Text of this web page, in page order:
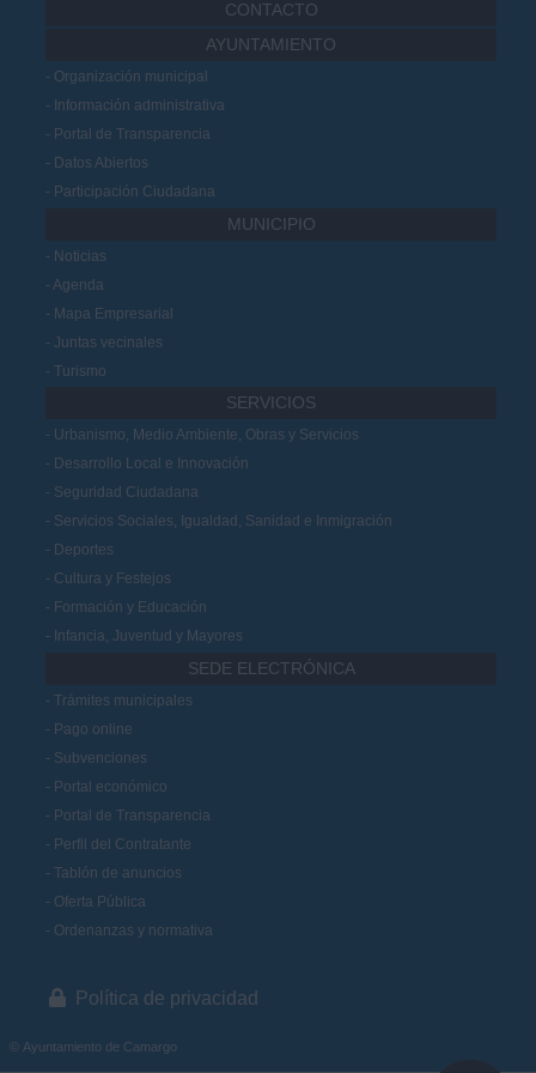
CONTACTO
AYUNTAMIENTO
Organización municipal
Información administrativa
Portal de Transparencia
Datos Abiertos
Participación Ciudadana
MUNICIPIO
Noticias
Agenda
Mapa Empresarial
Juntas vecinales
Turismo
SERVICIOS
Urbanismo, Medio Ambiente, Obras y Servicios
Desarrollo Local e Innovación
Seguridad Ciudadana
Servicios Sociales, Igualdad, Sanidad e Inmigración
Deportes
Cultura y Festejos
Formación y Educación
Infancia, Juventud y Mayores
SEDE ELECTRÓNICA
Trámites municipales
Pago online
Subvenciones
Portal económico
Portal de Transparencia
Perfil del Contratante
Tablón de anuncios
Oferta Pública
Ordenanzas y normativa
Política de privacidad
© Ayuntamiento de Camargo